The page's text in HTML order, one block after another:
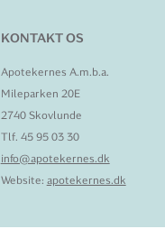
KONTAKT OS
Apotekernes A.m.b.a.
Mileparken 20E
2740 Skovlunde
Tlf. 45 95 03 30
info@apotekernes.dk
Website: apotekernes.dk